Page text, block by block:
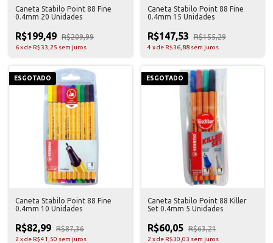
Caneta Stabilo Point 88 Fine
0.4mm 20 Unidades
R$199,49 R$209,99
6xde R$33,25 sem juros
Caneta Stabilo Point 88 Fine
0.4mm 15 Unidades
R$147,53 R$155,29
4 xde R$36,88 sem juros
ESGOTADO
Caneta Stabilo Point 88 Fine
0.4mm 10 Unidades
R$82,99 R$87,36
2 xde R$41,50 sem juros
ESGOTADO
Caneta Stabilo Point 88 Killer
Set 0.4mm 5 Unidades
R$60,05 R$63,21
2 xde R$30,03 sem juros